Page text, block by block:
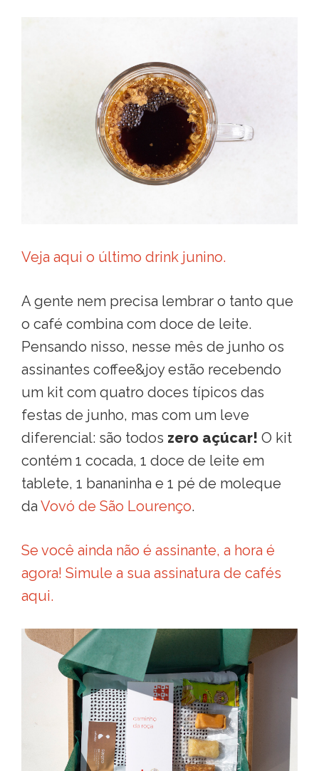
Veja aqui o último drink junino.
A gente nem precisa lembrar o tanto que
o café combina com doce de leite.
Pensando nisso, nesse mês de junho os
assinantes coffee&joy estão recebendo
um kit com quatro doces típicos das
festas de junho, mas com um leve
diferencial: são todos zero açúcar! O kit
contém 1 cocada, 1 doce de leite em
tablete, 1 bananinha e 1 pé de moleque
da Vovó de São Lourenço.
Se você ainda não é assinante, a hora é
agora! Simule a sua assinatura de cafés
aqui.